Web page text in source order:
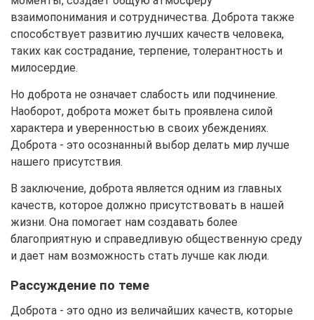
взаимопонимания и сотрудничества. Доброта также
способствует развитию лучших качеств человека,
таких как сострадание, терпение, толерантность и
милосердие.
Но доброта не означает слабость или подчинение.
Наоборот, доброта может быть проявлена силой
характера и уверенностью в своих убеждениях.
Доброта - это осознанный выбор делать мир лучше
нашего присутствия.
В заключение, доброта является одним из главных
качеств, которое должно присутствовать в нашей
жизни. Она помогает нам создавать более
благоприятную и справедливую общественную среду
и дает нам возможность стать лучше как люди.
Рассуждение по теме
Доброта - это одно из величайших качеств, которые